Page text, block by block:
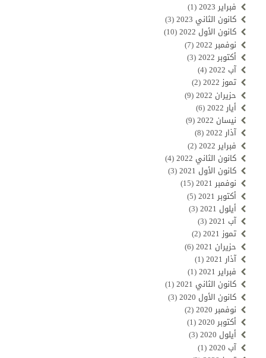
فبراير 2023
(1)
كانون الثاني 2023
(3)
كانون الأول 2022
(10)
نوفمبر 2022
(7)
أكتوبر 2022
(3)
آب 2022
(4)
تموز 2022
(2)
حزيران 2022
(9)
أيار 2022
(6)
نيسان 2022
(9)
آذار 2022
(8)
فبراير 2022
(2)
كانون الثاني 2022
(4)
كانون الأول 2021
(3)
نوفمبر 2021
(15)
أكتوبر 2021
(5)
أيلول 2021
(3)
آب 2021
(3)
تموز 2021
(2)
حزيران 2021
(6)
آذار 2021
(1)
فبراير 2021
(1)
كانون الثاني 2021
(1)
كانون الأول 2020
(3)
نوفمبر 2020
(2)
أكتوبر 2020
(1)
أيلول 2020
(3)
آب 2020
(1)